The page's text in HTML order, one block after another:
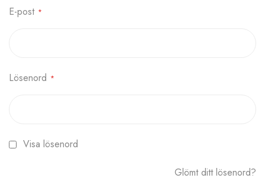
E-post
Lösenord
Visa lösenord
Glömt ditt lösenord?